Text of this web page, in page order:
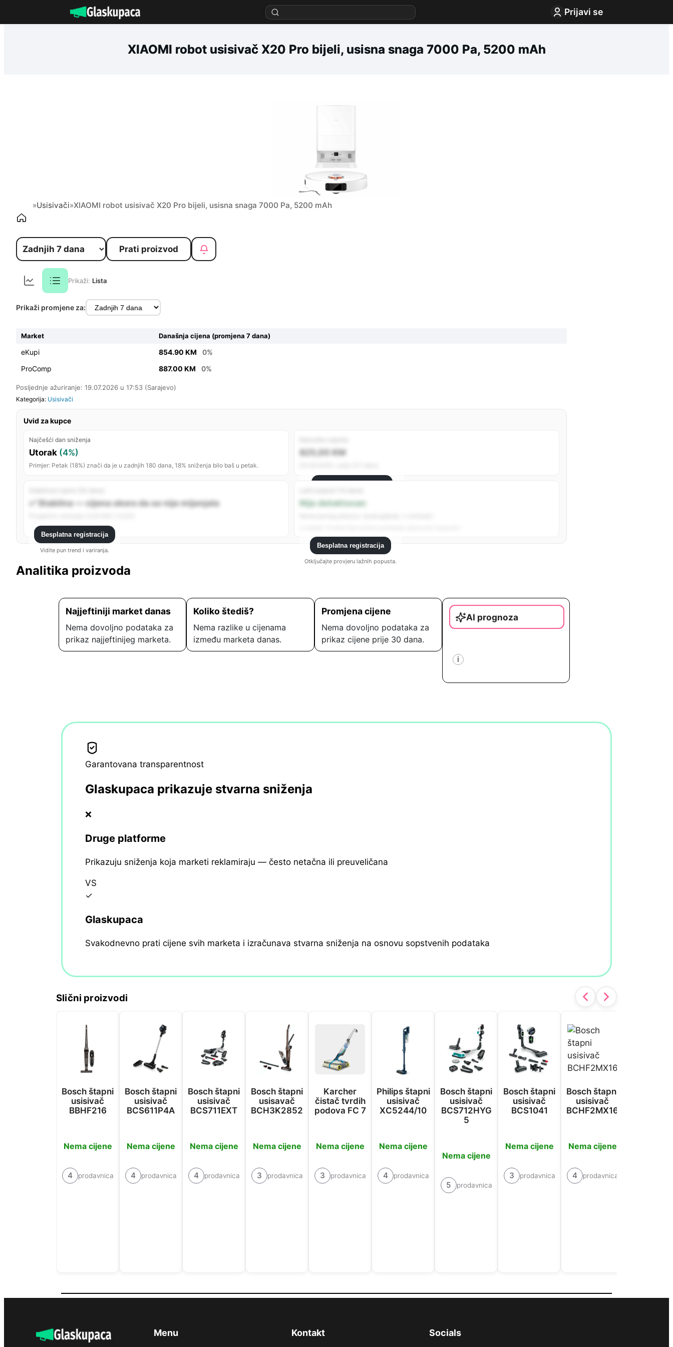
na
Prijavi se
XIAOMI robot usisivač X20 Pro bijeli, usisna snaga 7000 Pa, 5200 mAh
»Usisivači»XIAOMI robot usisivač X20 Pro bijeli, usisna snaga 7000 Pa, 5200 mAh
Prati proizvod
Prikaži: Lista
Prikaži promjene za:
Market Današnja cijena (promjena 7 dana)
eKupi 854.90 KM
0%
ProComp
887.00 KM 0%
Posljednje ažuriranje: 19.07.2026 u 17:53 (Sarajevo)
Kategorija: Usisivači
Uvid za kupce
Najčešći dan sniženja
Utorak (4%)
Primjer: Petak (18%) znači da je u zadnjih 180 dana, 18% sniženja bilo baš u petak.
825,00 KM
Registrujte se da vidite sve analitike.
✅ Stabilna — cijena skoro da se nije mijenjala
Besplatna registracija
Vidite pun trend i variranja.
Nije detektovan
Besplatna registracija
Otključajte provjeru lažnih popusta.
Analitika proizvoda
Najjeftiniji market danas
Nema dovoljno podataka za
prikaz najjeftinijeg marketa.
Koliko štediš?
Nema razlike u cijenama
između marketa danas.
Promjena cijene
Nema dovoljno podataka za
prikaz cijene prije 30 dana.
AI prognoza
i
Garantovana transparentnost
Glaskupaca prikazuje stvarna sniženja
❌
Druge platforme
Prikazuju sniženja koja marketi reklamiraju — često netačna ili preuveličana
VS
✓
Glaskupaca
Svakodnevno prati cijene svih marketa i izračunava stvarna sniženja na osnovu sopstvenih podataka
Slični proizvodi
Bosch štapni
usisivač
BBHF216
Nema cijene
4 prodavnica
Bosch štapni
usisivač
BCS611P4A
Nema cijene
4 prodavnica
Bosch štapni
usisivač
BCS711EXT
Nema cijene
4 prodavnica
Bosch štapni
usisavač
BCH3K2852
Nema cijene
3 prodavnica
Karcher
čistač tvrdih
podova FC 7
Nema cijene
3 prodavnica
Philips štapni
usisivač
XC5244/10
Nema cijene
4 prodavnica
Bosch štapni
usisivač
BCS712HYG
5
Nema cijene
5 prodavnica
Bosch štapni
usisivač
BCS1041
Nema cijene
3 prodavnica
Bosch štapni
usisivač
BCHF2MX16
Nema cijene
4 prodavnica
Menu Kontakt Socials